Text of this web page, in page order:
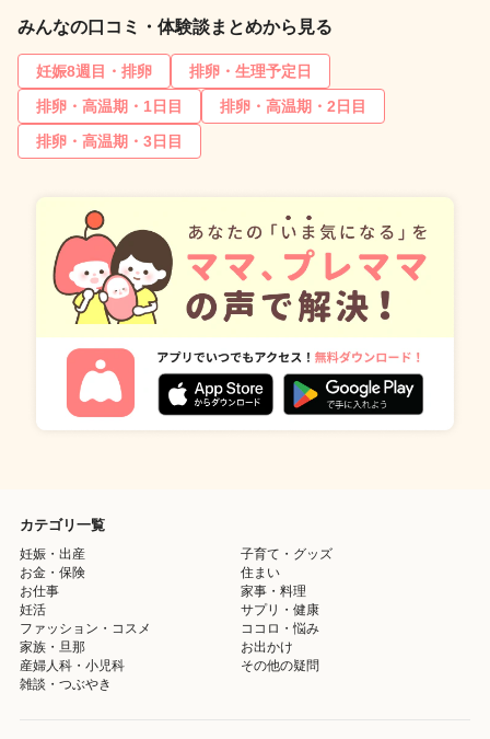
みんなの口コミ・体験談まとめから見る
妊娠8週目・排卵
排卵・生理予定日
排卵・高温期・1日目
排卵・高温期・2日目
排卵・高温期・3日目
カテゴリ一覧
妊娠・出産
子育て・グッズ
お金・保険
住まい
お仕事
家事・料理
妊活
サプリ・健康
ファッション・コスメ
ココロ・悩み
家族・旦那
お出かけ
産婦人科・小児科
その他の疑問
雑談・つぶやき